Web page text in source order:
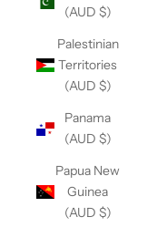
(AUD $)
Palestinian
Territories
(AUD $)
Panama
(AUD $)
Papua New
Guinea
(AUD $)